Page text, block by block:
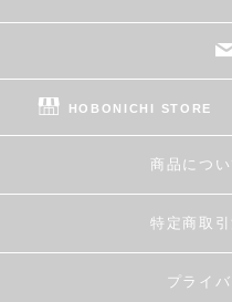
HOBONICHI STORE
商品につ
特定商取
プライ